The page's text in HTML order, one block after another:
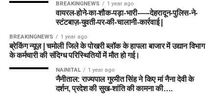
BREAKINGNEWS 1 year ago
वायरल-होने-का-शौक-पड़ा-भारी-—-देहरादून-पुलिस-ने-
स्टंटबाज़-युवती-पर-की-चालानी-कार्रवाई |
BREAKINGNEWS 1 year ago
ब्रेकिंग न्यूज़ | चमोली जिले के पोखरी ब्लॉक के हापला बाजार में उद्यान विभाग
के कर्मचारी की संदिग्ध परिस्थितियों में मौत हो गई।
NAINITAL 1 year ago
नैनीताल: राज्यपाल गुरमीत सिंह ने किए मां नैना देवी के
दर्शन, प्रदेश की सुख-शांति की कामना की….